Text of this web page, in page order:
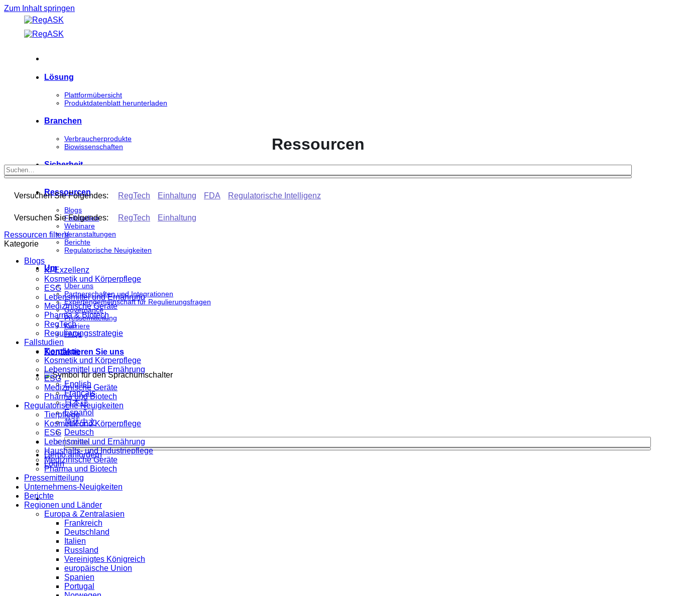
Zum Inhalt springen
Lösung
Plattformübersicht
Produktdatenblatt herunterladen
Branchen
Verbraucherprodukte
Biowissenschaften
Sicherheit
Ressourcen
Blogs
Fallstudien
Webinare
Veranstaltungen
Berichte
Regulatorische Neuigkeiten
Um
Über uns
Partnerschaften und Integrationen
Expertengemeinschaft für Regulierungsfragen
Governance
Pressemitteilung
Karriere
FAQs
Kontaktieren Sie uns
English
Français
日本語
Español
简体中文
Deutsch
Demo anfordern
Login
Ressourcen
Versuchen Sie Folgendes: RegTech Einhaltung FDA Regulatorische Intelligenz
Versuchen Sie Folgendes: RegTech
Einhaltung
Ressourcen filtern
Kategorie
Blogs
KI-Exzellenz
Kosmetik und Körperpflege
ESG
Lebensmittel und Ernährung
Medizinische Geräte
Pharma & Biotech
RegTech
Regulierungsstrategie
Fallstudien
Tierpflege
Kosmetik und Körperpflege
Lebensmittel und Ernährung
ESG
Medizinische Geräte
Pharma und Biotech
Regulatorische Neuigkeiten
Tierpflege
Kosmetik und Körperpflege
ESG
Lebensmittel und Ernährung
Haushalts- und Industriepflege
Medizinische Geräte
Pharma und Biotech
Pressemitteilung
Unternehmens-Neuigkeiten
Berichte
Regionen und Länder
Europa & Zentralasien
Frankreich
Deutschland
Italien
Russland
Vereinigtes Königreich
europäische Union
Spanien
Portugal